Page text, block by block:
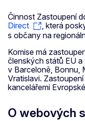
Činnost Zastoupení
Direct
, která
s občany na
Komise má
členských států EU
v Barceloně, Bonnu,
Vratislavi.
kancelářemi
O webových